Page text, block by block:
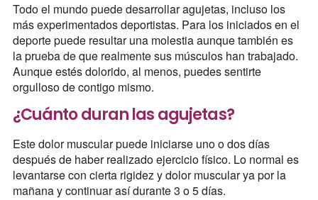
Todo el mundo puede desarrollar agujetas, incluso los
más experimentados deportistas. Para los iniciados en el
deporte puede resultar una molestia aunque también es
la prueba de que realmente sus músculos han trabajado.
Aunque estés dolorido, al menos, puedes sentirte
orgulloso de contigo mismo.
¿Cuánto duran las agujetas?
Este dolor muscular puede iniciarse uno o dos días
después de haber realizado ejercicio físico. Lo normal es
levantarse con cierta rigidez y dolor muscular ya por la
mañana y continuar así durante 3 o 5 días.